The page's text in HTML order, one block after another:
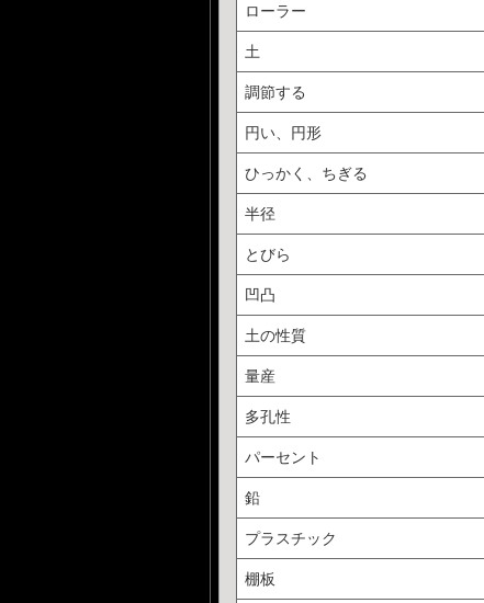
ローラー
土
調節する
円い、円形
ひっかく、ちぎる
半径
とびら
凹凸
土の性質
量産
多孔性
パーセント
鉛
プラスチック
棚板